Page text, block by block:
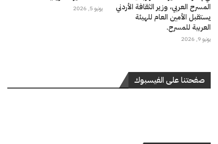
المسرح العربي، وزير الثقافة الأردني
يستقبل الأمين العام للهيئة
العربية للمسرح.
يونيو 9, 2026
يونيو 5, 2026
صفحتنا على الفيسبوك